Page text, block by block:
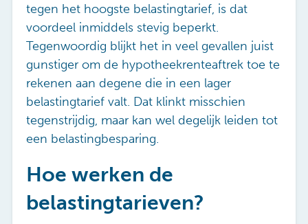
tegen het hoogste belastingtarief, is dat
voordeel inmiddels stevig beperkt.
Tegenwoordig blijkt het in veel gevallen juist
gunstiger om de hypotheekrenteaftrek toe te
rekenen aan degene die in een lager
belastingtarief valt. Dat klinkt misschien
tegenstrijdig, maar kan wel degelijk leiden tot
een belastingbesparing.
Hoe werken de
belastingtarieven?